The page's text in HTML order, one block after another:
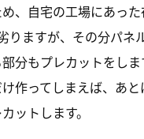
、自宅の工場にあっ
りますが、その分パネ
分もプレカットをしま
作ってしまえば、あ
ットします。